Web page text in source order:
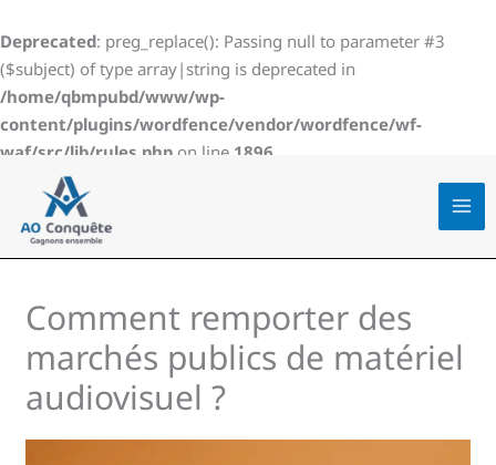
Deprecated: preg_replace(): Passing null to parameter #3
($subject) of type array|string is deprecated in
/home/qbmpubd/www/wp-
content/plugins/wordfence/vendor/wordfence/wf-
waf/src/lib/rules.php on line 1896
au
contenu
Comment remporter des
marchés publics de matériel
audiovisuel ?